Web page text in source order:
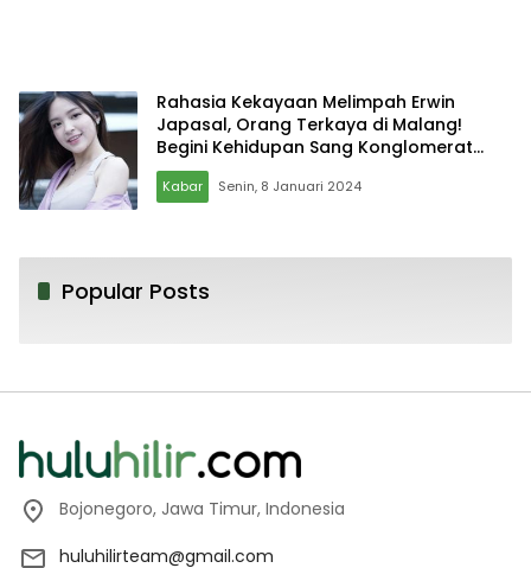
Rahasia Kekayaan Melimpah Erwin
Japasal, Orang Terkaya di Malang!
Begini Kehidupan Sang Konglomerat
Ayahnya Eca Aura!
Kabar Senin, 8 Januari 2024
Popular Posts
Bojonegoro, Jawa Timur, Indonesia
huluhilirteam@gmail.com